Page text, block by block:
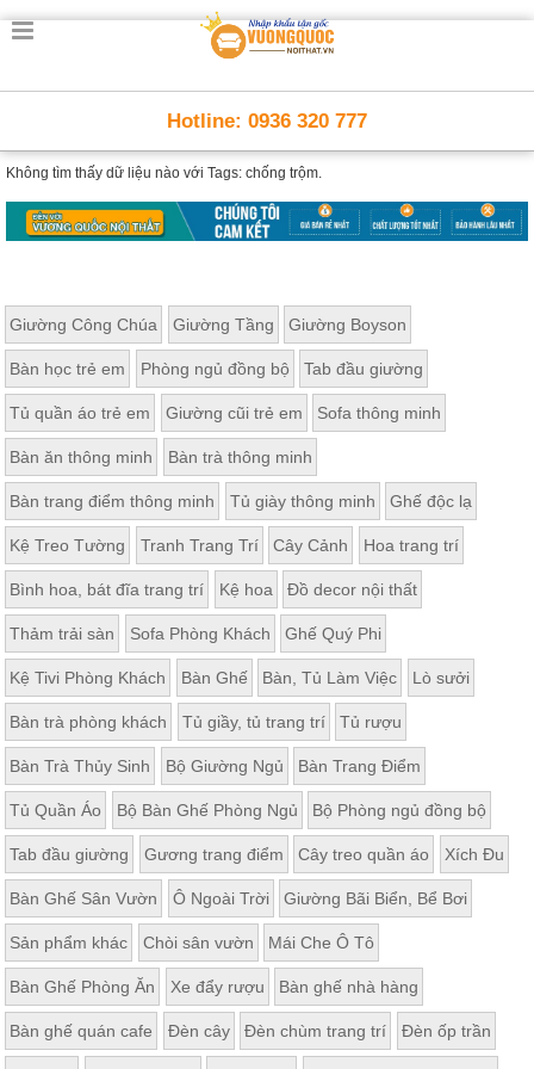
Hotline: 0936 320 777
Không tìm thấy dữ liệu nào với Tags: chống trộm.
Giường Công Chúa Giường Tầng Giường Boyson
Bàn học trẻ em Phòng ngủ đồng bộ Tab đầu giường
Tủ quần áo trẻ em Giường cũi trẻ em Sofa thông minh
Bàn ăn thông minh Bàn trà thông minh
Bàn trang điểm thông minh Tủ giày thông minh Ghế độc lạ
Kệ Treo Tường Tranh Trang Trí Cây Cảnh Hoa trang trí
Bình hoa, bát đĩa trang trí Kệ hoa Đồ decor nội thất
Thảm trải sàn Sofa Phòng Khách Ghế Quý Phi
Kệ Tivi Phòng Khách Bàn Ghế Bàn, Tủ Làm Việc Lò sưởi
Bàn trà phòng khách Tủ giầy, tủ trang trí Tủ rượu
Bàn Trà Thủy Sinh Bộ Giường Ngủ Bàn Trang Điểm
Tủ Quần Áo Bộ Bàn Ghế Phòng Ngủ Bộ Phòng ngủ đồng bộ
Tab đầu giường Gương trang điểm Cây treo quần áo Xích Đu
Bàn Ghế Sân Vườn Ô Ngoài Trời Giường Bãi Biển, Bể Bơi
Sản phẩm khác Chòi sân vườn Mái Che Ô Tô
Bàn Ghế Phòng Ăn Xe đẩy rượu Bàn ghế nhà hàng
Bàn ghế quán cafe Đèn cây Đèn chùm trang trí Đèn ốp trần